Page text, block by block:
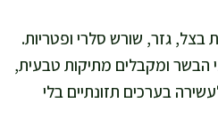
גזר, שורש סלרי ופטריות.
הבשר ומקבלים מתיקות טבעית,
בערכים תזונתיים בלי